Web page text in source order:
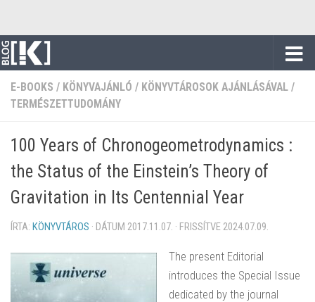
E-BOOKS / KÖNYVAJÁNLÓ / KÖNYVTÁROSOK AJÁNLÁSÁVAL /
TERMÉSZETTUDOMÁNY
100 Years of Chronogeometrodynamics :
the Status of the Einstein’s Theory of
Gravitation in Its Centennial Year
ÍRTA: KÖNYVTÁROS · DÁTUM 2017.11.07. · FRISSÍTVE 2024.07.09.
The present Editorial
introduces the Special Issue
dedicated by the journal